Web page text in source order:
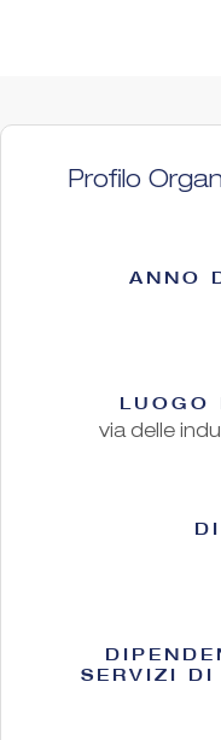
Profilo
ANNO
LUOGO
via delle
SERVIZI DI